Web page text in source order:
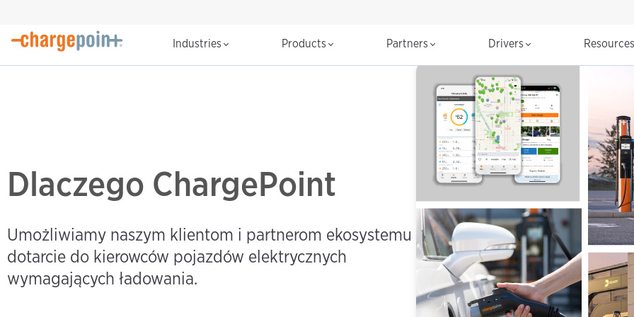
Industries Products Partners Drivers
Dlaczego ChargePoint
Umożliwiamy naszym klientom i partnerom ekosystemu
dotarcie do kierowców pojazdów elektrycznych
wymagających ładowania.